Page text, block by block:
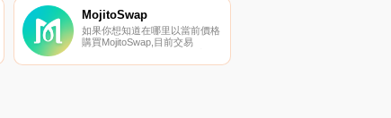
MojitoSwap
如果你想知道在哪里以當前價格
購買MojitoSwap,目前交易
幣交易所是KuCoin和